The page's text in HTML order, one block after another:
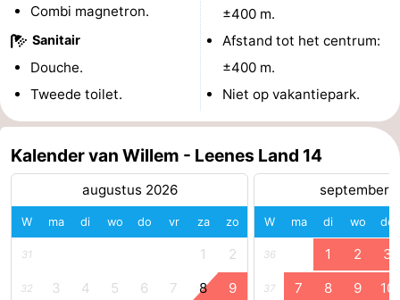
Duiveland
-
Renesse
-
Brouwershaven
-
Bruinisse
-
Zierikzee
-
Natuur
Oosterschelde
-
Burgh
Haamstede
Natuur
Walcheren
Combi magnetron.
Sanitair
Douche.
Tweede toilet.
±400 m.
Afstand tot het centrum:
±400 m.
Niet op vakantiepark.
Kalender van Willem - Leenes Land 14
augustus 2026
W ma di wo do vr za zo
31 1 2
32 3 4 5 6 7 8 9
september
W ma di wo do
36 1 2 3
37 7 8 9 10